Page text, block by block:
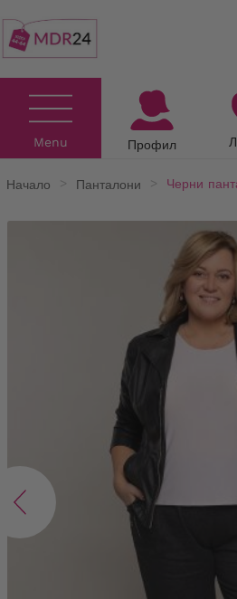
Menu Профил
Начало Панталони Черни